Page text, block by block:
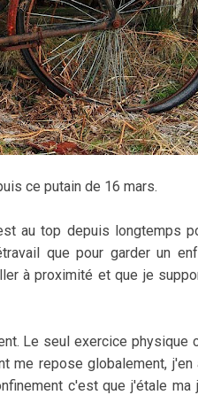
ce putain de 16 mars.
au top depuis longtemps
que pour garder un
à proximité et que je
Le seul exercice
me repose globalement,
c'est que j'étale ma